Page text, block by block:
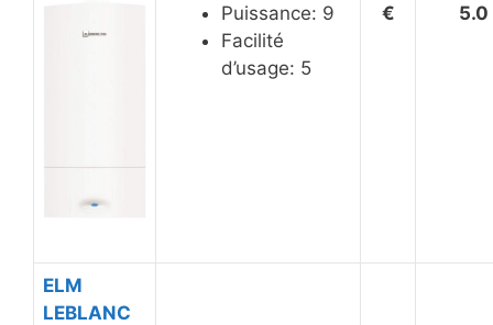
Puissance: 9
Facilité
d’usage: 5
€ 5.0
ELM
LEBLANC